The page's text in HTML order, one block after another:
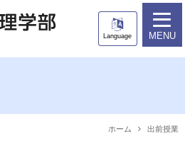
Language
ホーム 出前授業
MENU
理学部について
教育プログラム